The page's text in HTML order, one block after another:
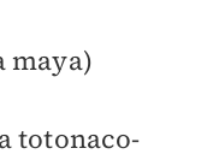
maya)
totonaco-